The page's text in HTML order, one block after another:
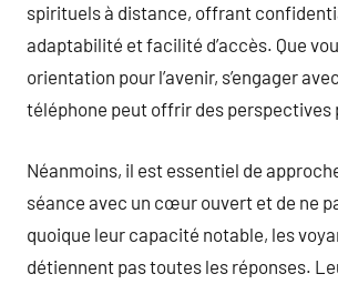
spirituels à distance, offrant
adaptabilité et facilité d’accès. Que
orientation pour l’avenir, s’engager
téléphone peut offrir des perspectives
Néanmoins, il est essentiel de
séance avec un cœur ouvert et de ne
quoique leur capacité notable, les
détiennent pas toutes les réponses.